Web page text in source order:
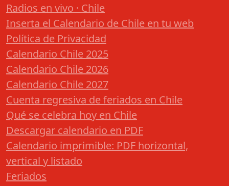
Radios en vivo · Chile
Inserta el Calendario de Chile en tu web
Política de Privacidad
Calendario Chile 2025
Calendario Chile 2026
Calendario Chile 2027
Cuenta regresiva de feriados en Chile
Qué se celebra hoy en Chile
Descargar calendario en PDF
Calendario imprimible: PDF horizontal,
vertical y listado
Feriados